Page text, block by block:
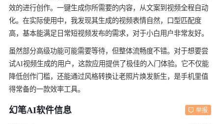
效的进行创作。一键生成你所需要的内容，从文案到视频全程自动
化。在实际使用中，我发现其生成的视频表情自然，口型匹配度
高，基本能满足日常短视频发布的需求，对于小白用户非常友好。
虽然部分高级功能可能需要等待，但整体流畅度不错。对于想要尝
试AI视频生成的用户，这款应用提供了极佳的入门体验。它不仅能
降低创作门槛，还能通过风格转换让老照片焕发新生，是手机里值
得常备的一款效率工具。
幻笔AI软件信息 举报